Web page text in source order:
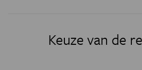
Keuze van de